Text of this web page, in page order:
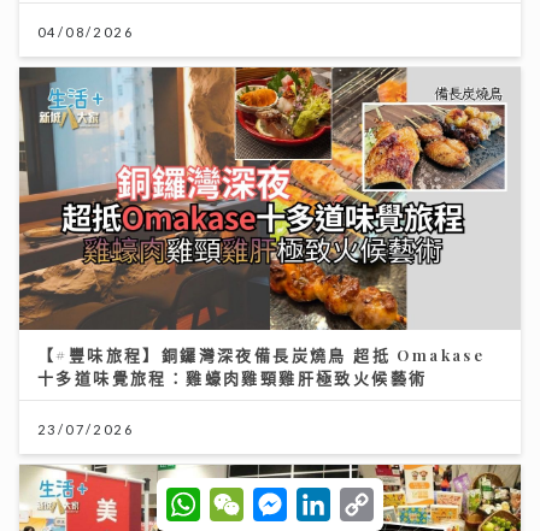
04/08/2026
【#豐味旅程】銅鑼灣深夜備長炭燒鳥 超抵 Omakase
十多道味覺旅程：雞蠔肉雞頸雞肝極致火候藝術
23/07/2026
W
h
W
e
M
e
L
C
o